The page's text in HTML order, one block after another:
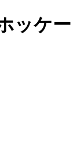
ッケ